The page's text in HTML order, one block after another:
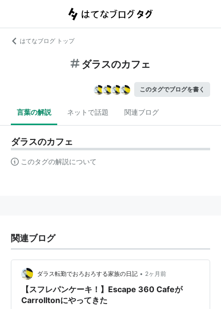
はてなブログ トップ
ダラスのカフェ
このタグでブログを書く
言葉の解説 ネットで話題 関連ブログ
ダラスのカフェ
このタグの解説について
関連ブログ
ダラス転勤でおろおろする家族の日記 • 2ヶ月前
【スフレパンケーキ！】Escape 360 Cafeが
Carrolltonにやってきた